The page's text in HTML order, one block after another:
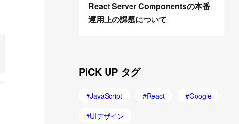
React Server Componentsの本番
運用上の課題について
PICK UP タグ
JavaScript React Google
UIデザイン